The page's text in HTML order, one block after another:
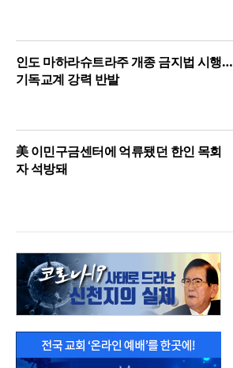
인도 마하라슈트라주 개종 금지법 시행…
기독교계 강력 반발
美 이민구금센터에 억류됐던 한인 목회
자 석방돼